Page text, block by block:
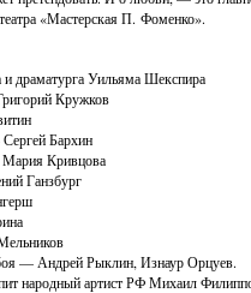
«Мастерская П. Фоменко».
и драматурга Уильяма Шекспира
Кружков
Бархин
Кривцова
Ганзбург
— Андрей Рыклин, Изнаур Орцуев.
народный артист РФ Михаил